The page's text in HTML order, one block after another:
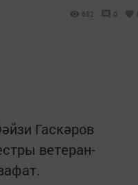
682 0
Гаскәров
ветеран-